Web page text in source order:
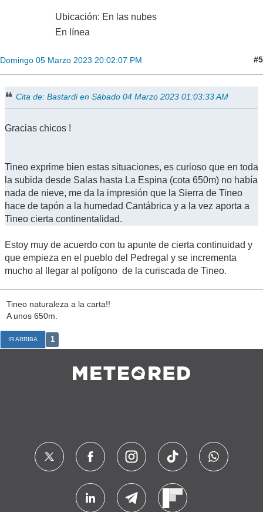
Ubicación: En las nubes
En línea
Domingo 05 Marzo 2023 20:02:07 PM #5
Cita de: Bastardi en Sábado 04 Marzo 2023 01:03:33 AM
Gracias chicos !
Tineo exprime bien estas situaciones, es curioso que en toda
la subida desde Salas hasta La Espina (cota 650m) no había
nada de nieve, me da la impresión que la Sierra de Tineo
hace de tapón a la humedad Cantábrica y a la vez aporta a
Tineo cierta continentalidad.
Estoy muy de acuerdo con tu apunte de cierta continuidad y
que empieza en el pueblo del Pedregal y se incrementa
mucho al llegar al polígono de la curiscada de Tineo.
Tineo naturaleza a la carta!!
A unos 650m.
IR ARRIBA 1